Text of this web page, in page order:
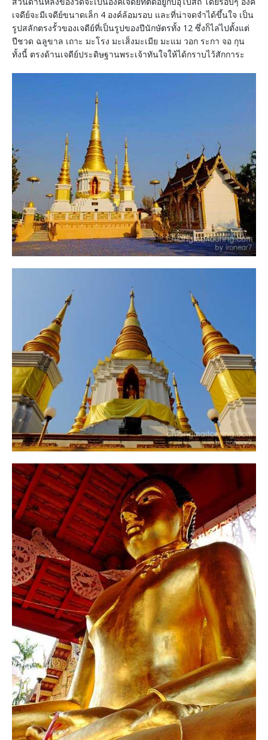
เจดีย์จะมีเจดีย์ขนาดเล็ก 4 องค์ล้อมรอบ และที่น่าจดจำได้ขึ้นใจ เป็น
รูปสลักตรงรั้วของเจดีย์ที่เป็นรูปของปีนักษัตรทั้ง 12 ซึ่งก็ไล่ไปตั้งแต่
ปีชวด ฉลูขาล เถาะ มะโรง มะเส็งมะเมีย มะแม วอก ระกา จอ กุน
ทั้งนี้ ตรงด้านเจดีย์ประดิษฐานพระเจ้าทันใจให้ได้กราบไว้สักการะ